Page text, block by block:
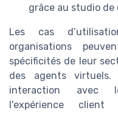
grâce au studio de
Les cas
organisations
spécificités de leur
des agents
interaction avec
l'expérience